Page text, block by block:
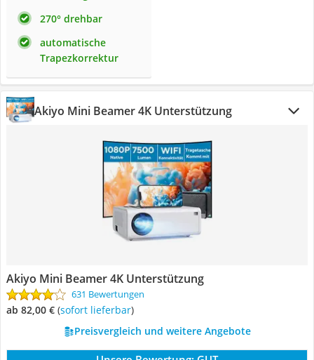
270° drehbar
automatische
Trapezkorrektur
Akiyo Mini Beamer 4K Unterstützung
Akiyo Mini Beamer 4K Unterstützung
631 Bewertungen
ab 82,00 € ( Sofort lieferbar)
Preisvergleich und weitere Angebote